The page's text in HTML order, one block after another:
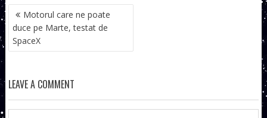
NAVIGARE
ÎN
ARTICOLE
Motorul care ne poate
duce pe Marte, testat de
SpaceX
LEAVE A COMMENT